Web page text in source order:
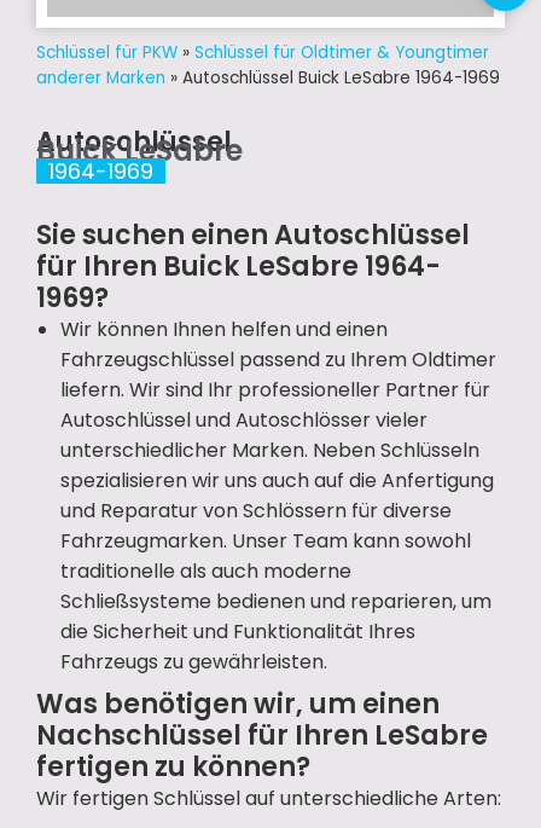
Schlüssel für PKW » Schlüssel für Oldtimer & Youngtimer
anderer Marken » Autoschlüssel Buick LeSabre 1964-1969
Autoschlüssel
Buick LeSabre
1964-1969
Sie suchen einen Autoschlüssel
für Ihren Buick LeSabre 1964-
1969?
Wir können Ihnen helfen und einen
Fahrzeugschlüssel passend zu Ihrem Oldtimer
liefern. Wir sind Ihr professioneller Partner für
Autoschlüssel und Autoschlösser vieler
unterschiedlicher Marken. Neben Schlüsseln
spezialisieren wir uns auch auf die Anfertigung
und Reparatur von Schlössern für diverse
Fahrzeugmarken. Unser Team kann sowohl
traditionelle als auch moderne
Schließsysteme bedienen und reparieren, um
die Sicherheit und Funktionalität Ihres
Fahrzeugs zu gewährleisten.
Was benötigen wir, um einen
Nachschlüssel für Ihren LeSabre
fertigen zu können?
Wir fertigen Schlüssel auf unterschiedliche Arten: